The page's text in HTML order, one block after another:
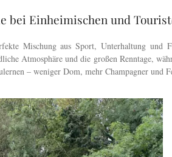
bei Einheimischen und
Mischung aus Sport, Unterhaltung
Atmosphäre und die großen Renntage,
– weniger Dom, mehr Champagner und